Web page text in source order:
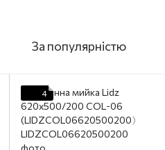
За популярністю
4